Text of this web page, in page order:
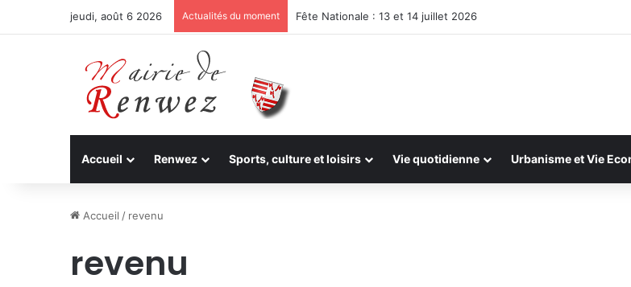
jeudi, août 6 2026 Actualités du moment Fête Nationale : 13 et 14 juillet 2026
Accueil Renwez Sports, culture et loisirs Vie quotidienne Urbanisme et Vie
Accueil / revenu
revenu